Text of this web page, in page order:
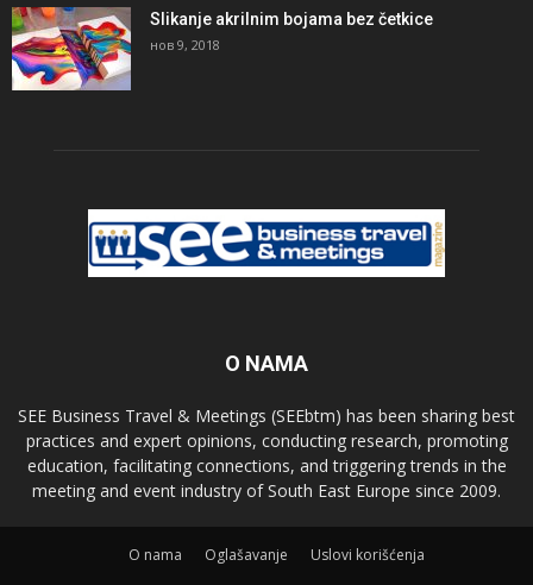
Slikanje akrilnim bojama bez četkice
нов 9, 2018
O NAMA
SEE Business Travel & Meetings (SEEbtm) has been sharing best
practices and expert opinions, conducting research, promoting
education, facilitating connections, and triggering trends in the
meeting and event industry of South East Europe since 2009.
О nama Oglašavanje Uslovi korišćenja